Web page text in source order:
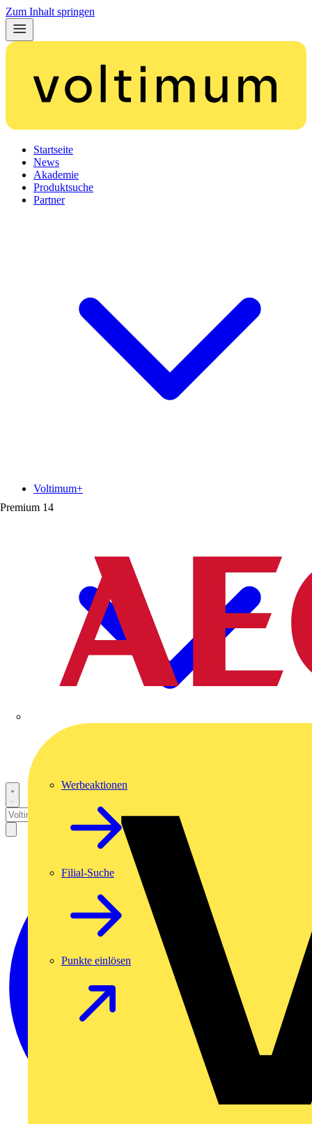
Zum Inhalt springen
Startseite
News
Akademie
Produktsuche
Partner
Premium 14
Voltimum+
Werbeaktionen
Filial-Suche
Punkte einlösen